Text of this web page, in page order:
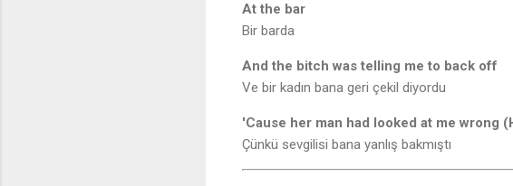
At the bar
Bir barda
And the bitch was telling me to back off
Ve bir kadın bana geri çekil diyordu
'Cause her man had looked at me wrong
Çünkü sevgilisi bana yanlış bakmıştı